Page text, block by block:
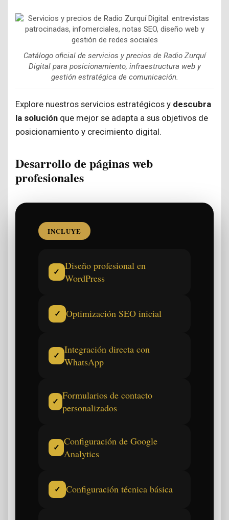
Catálogo oficial de servicios y precios de Radio Zurquí
Digital para posicionamiento, infraestructura web y
gestión estratégica de comunicación.
Explore nuestros servicios estratégicos y descubra
la solución que mejor se adapta a sus objetivos de
posicionamiento y crecimiento digital.
Desarrollo de páginas web
profesionales
INCLUYE
✓
Diseño profesional en
WordPress
✓ Optimización SEO inicial
✓
Integración directa con
WhatsApp
✓
Formularios de contacto
personalizados
✓
Configuración de Google
Analytics
✓ Configuración técnica básica